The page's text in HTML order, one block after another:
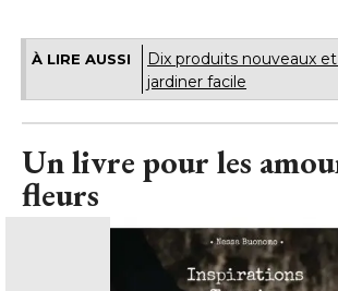
À LIRE AUSSI
Dix produits nouveaux
jardiner facile
Un livre pour les
fleurs